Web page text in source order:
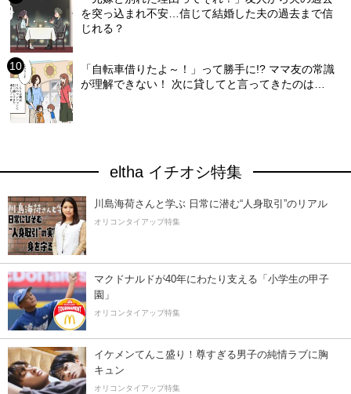
を突っ込まれ不安…信じて結婚した夫の過去まで信
じれる？
「自転車借りたよ～！」って勝手に!? ママ友の常識
が理解できない！ 次に貸してと言ってきたのは…
eltha イチオシ特集
川島海荷さんと学ぶ 日常に潜む“人身取引”のリアル
オリコンタイアップ特集
マクドナルドが40年にわたり支える「小学生の甲子
園」
オリコンタイアップ特集
イケメンてんこ盛り！尊すぎる男子の純情ラブに胸
キュン
オリコンタイアップ特集